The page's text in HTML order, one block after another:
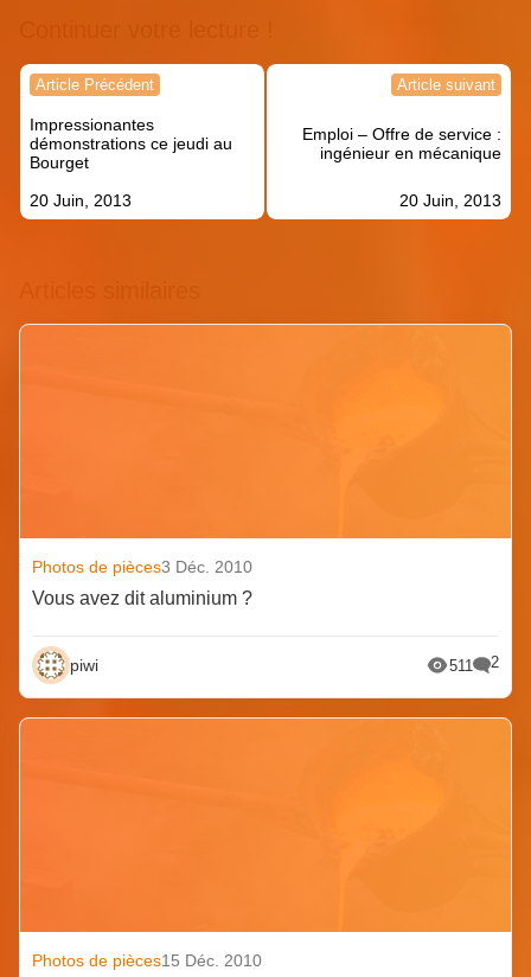
Navigation
l’article
Article Précédent
Impressionantes
démonstrations ce jeudi au
Bourget
20 Juin, 2013
Article suivant
Emploi – Offre de service :
ingénieur en mécanique
20 Juin, 2013
Photos de pièces3 Déc. 2010
Vous avez dit aluminium ?
piwi 511 2
Photos de pièces15 Déc. 2010